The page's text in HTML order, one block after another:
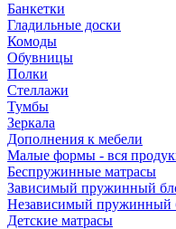
Банкетки
Гладильные доски
Комоды
Обувницы
Полки
Стеллажи
Тумбы
Зеркала
Дополнения к мебели
Малые формы - вся
Беспружинные матрасы
Зависимый пружинный
Независимый пружинный
Детские матрасы